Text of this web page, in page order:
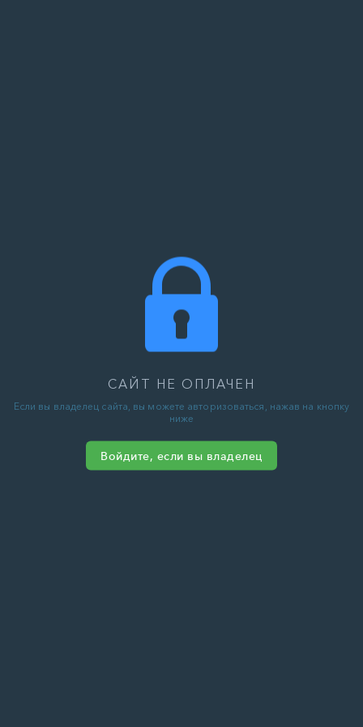
САЙТ НЕ ОПЛАЧЕН
Если вы владелец сайта, вы можете авторизоваться, нажав на кнопку
ниже
Войдите, если вы владелец